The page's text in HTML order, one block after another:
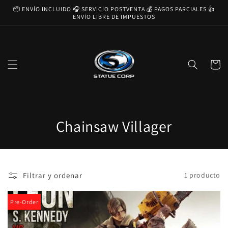
directamente
📦 ENVÍO INCLUIDO 🎧 SERVICIO POSTVENTA 💰 PAGOS PARCIALES 👍
ENVÍO LIBRE DE IMPUESTOS
Carrito
C
o
e
c
Chainsaw Villager
Filtrar y ordenar 1 producto
Pre-Order